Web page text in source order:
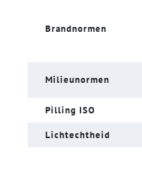
Brandnormen
Milieunormen
Pilling ISO
Lichtechtheid